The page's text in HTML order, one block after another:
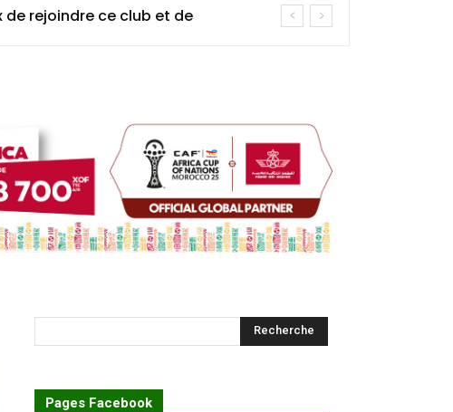
de rejoindre ce club et de
Pages Facebook